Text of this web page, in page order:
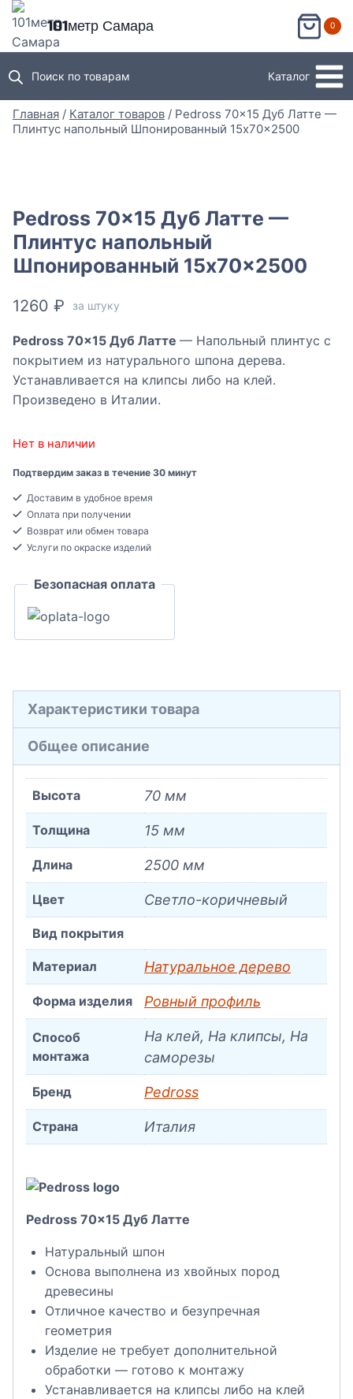
Перейти
содержимому
101метр Самара 0
Поиск по товарам Каталог
Главная / Каталог товаров / Pedross 70×15 Дуб Латте —
Плинтус напольный Шпонированный 15x70x2500
Pedross 70×15 Дуб Латте —
Плинтус напольный
Шпонированный 15x70x2500
1260 ₽ за штуку
Pedross 70×15 Дуб Латте — Напольный плинтус с
покрытием из натурального шпона дерева.
Устанавливается на клипсы либо на клей.
Произведено в Италии.
Нет в наличии
Подтвердим заказ в течение 30 минут
Доставим в удобное время
Оплата при получении
Возврат или обмен товара
Услуги по окраске изделий
Безопасная оплата
Характеристики товара
Общее описание
Высота 70 мм
Толщина 15 мм
Длина 2500 мм
Цвет Светло-коричневый
Вид покрытия
Материал Натуральное дерево
Форма изделия Ровный профиль
Способ
монтажа
На клей, На клипсы, На
саморезы
Бренд Pedross
Страна Италия
Pedross 70×15 Дуб Латте
Натуральный шпон
Основа выполнена из хвойных пород
древесины
Отличное качество и безупречная
геометрия
Изделие не требует дополнительной
обработки — готово к монтажу
Устанавливается на клипсы либо на клей